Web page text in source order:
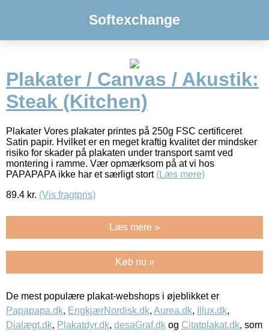
Softexchange
Plakater / Canvas / Akustik:
Steak (Kitchen)
Plakater Vores plakater printes på 250g FSC certificeret
Satin papir. Hvilket er en meget kraftig kvalitet der mindsker
risiko for skader på plakaten under transport samt ved
montering i ramme. Vær opmærksom på at vi hos
PAPAPAPA ikke har et særligt stort (Læs mere)
89.4 kr. (Vis fragtpris)
Læs mere »
Køb nu »
De mest populære plakat-webshops i øjeblikket er
Papapapa.dk, EngkjærNordisk.dk, Aurea.dk, Illux.dk,
Dialægt.dk, Plakatdyr.dk, desaGraf.dk og Citatplakat.dk, som